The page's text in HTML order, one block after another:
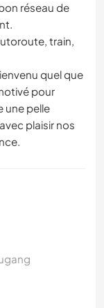
réseau de
train,
quel que
pour
une pelle
plaisir nos